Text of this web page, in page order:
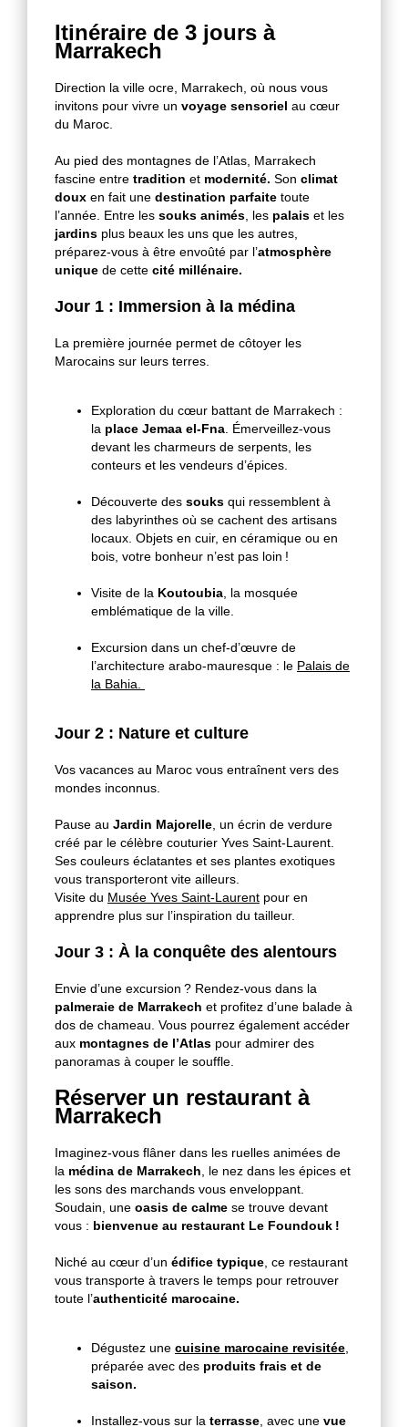
Itinéraire de 3 jours à
Marrakech
Direction la ville ocre, Marrakech, où nous vous
invitons pour vivre un voyage sensoriel au cœur
du Maroc.
Au pied des montagnes de l’Atlas, Marrakech
fascine entre tradition et modernité. Son climat
doux en fait une destination parfaite toute
l’année. Entre les souks animés , les palais et les
jardins plus beaux les uns que les autres,
préparez-vous à être envoûté par l’atmosphère
unique de cette cité millénaire.
Jour 1 : Immersion à la médina
La première journée permet de côtoyer les
Marocains sur leurs terres.
Exploration du cœur battant de Marrakech :
la place Jemaa el-Fna . Émerveillez-vous
devant les charmeurs de serpents, les
conteurs et les vendeurs d’épices.
Découverte des souks qui ressemblent à
des labyrinthes où se cachent des artisans
locaux. Objets en cuir, en céramique ou en
bois, votre bonheur n’est pas loin !
Visite de la Koutoubia , la mosquée
emblématique de la ville.
Excursion dans un chef-d’œuvre de
l’architecture arabo-mauresque : le Palais de
la Bahia.
Jour 2 : Nature et culture
Vos vacances au Maroc vous entraînent vers des
mondes inconnus.
Pause au Jardin Majorelle , un écrin de verdure
créé par le célèbre couturier Yves Saint-Laurent.
Ses couleurs éclatantes et ses plantes exotiques
vous transporteront vite ailleurs.
Visite du Musée Yves Saint-Laurent pour en
apprendre plus sur l’inspiration du tailleur.
Jour 3 : À la conquête des alentours
Envie d’une excursion ? Rendez-vous dans la
palmeraie de Marrakech et profitez d’une balade à
dos de chameau. Vous pourrez également accéder
aux montagnes de l’Atlas pour admirer des
panoramas à couper le souffle.
Réserver un restaurant à
Marrakech
Imaginez-vous flâner dans les ruelles animées de
la médina de Marrakech , le nez dans les épices et
les sons des marchands vous enveloppant.
Soudain, une oasis de calme se trouve devant
vous : bienvenue au restaurant Le Foundouk !
Niché au cœur d’un édifice typique , ce restaurant
vous transporte à travers le temps pour retrouver
toute l’authenticité marocaine.
Dégustez une cuisine marocaine revisitée
préparée avec des produits frais et de
saison.
Installez-vous sur la terrasse , avec une vue